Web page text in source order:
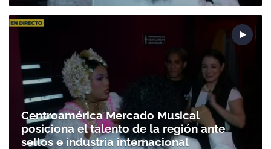
Centroamérica Mercado Musical
posiciona el talento de la región ante
sellos e industria internacional